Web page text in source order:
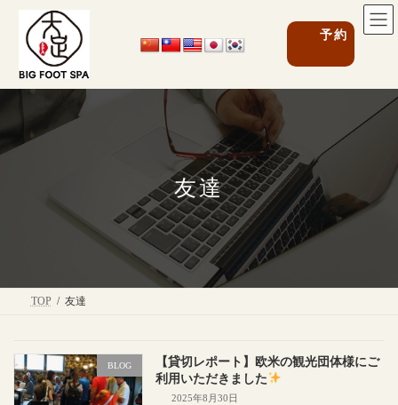
へ
プ
ョ
動
予約
グ
ー
リ
友達
TOP 友達
BLOG
【貸切レポート】欧米の観光団体様にご
利用いただきました
2025年8月30日